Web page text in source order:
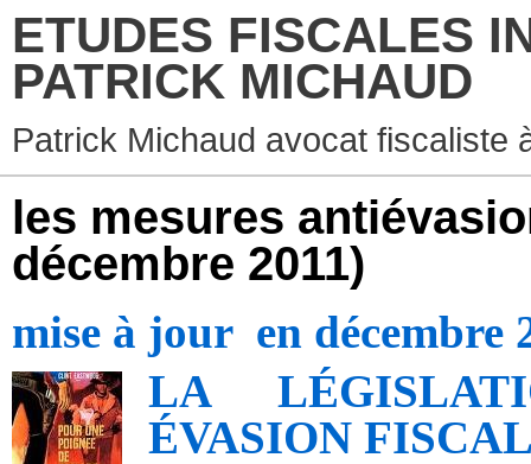
ETUDES FISCALES
PATRICK MICHAUD
Patrick Michaud avocat fiscaliste
les mesures
décembre 2011)
mise à jour en décembre
LA
ÉVASION